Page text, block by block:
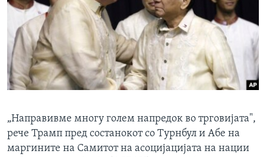
„Направивме многу голем напредок во трговијата",
рече Трамп пред состанокот со Турнбул и Абе на
маргините на Самитот на асоцијацијата на нации